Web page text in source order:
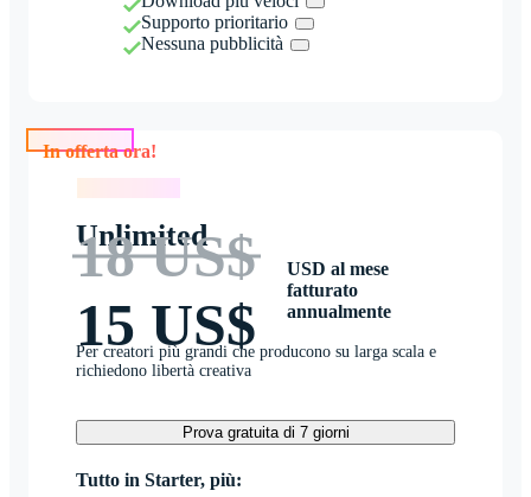
Supporto prioritario
Nessuna pubblicità
Unlimited
18 US$
15 US$
USD al mese
fatturato
annualmente
Per creatori più grandi che producono su larga scala e
richiedono libertà creativa
Prova gratuita di 7 giorni
Tutto in Starter, più: